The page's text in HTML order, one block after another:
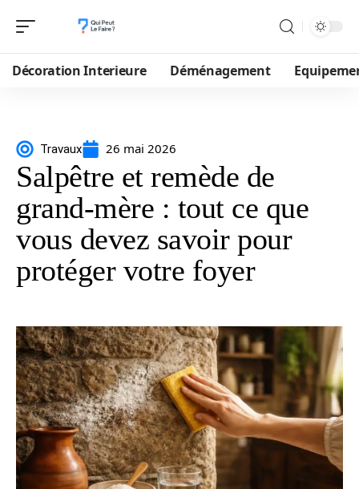
Décoration Interieure Déménagement
Travaux 26 mai 2026
Salpêtre et remède de
grand-mère : tout ce que
vous devez savoir pour
protéger votre foyer